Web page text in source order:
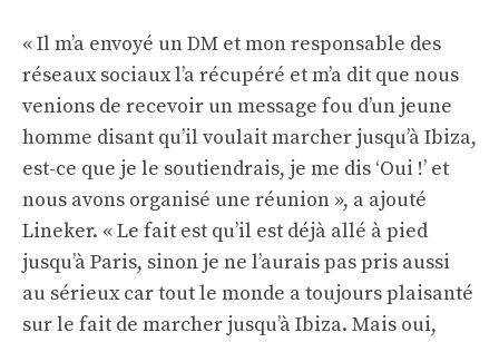
« Il m’a envoyé un DM et mon responsable des
réseaux sociaux l’a récupéré et m’a dit que nous
venions de recevoir un message fou d’un jeune
homme disant qu’il voulait marcher jusqu’à Ibiza,
est-ce que je le soutiendrais, je me dis ‘Oui !’ et
nous avons organisé une réunion », a ajouté
Lineker. « Le fait est qu’il est déjà allé à pied
jusqu’à Paris, sinon je ne l’aurais pas pris aussi
au sérieux car tout le monde a toujours plaisanté
sur le fait de marcher jusqu’à Ibiza. Mais oui,